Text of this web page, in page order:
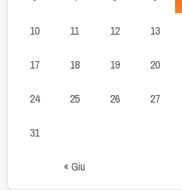
« Giu
10 11 12 13
17 18 19 20
24 25 26 27
31